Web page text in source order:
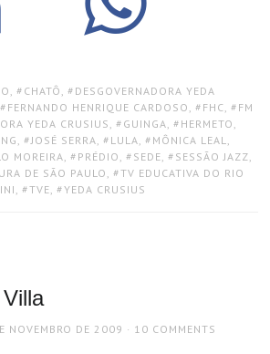
, CHATÔ , DESGOVERNADORA YEDA
FERNANDO HENRIQUE CARDOSO , FHC, FM
YEDA CRUSIUS , GUINGA, HERMETO ,
, JOSÉ SERRA, LULA, MÔNICA LEAL,
MOREIRA, PRÉDIO , SEDE, SESSÃO JAZZ,
DE SÃO PAULO , TV EDUCATIVA DO RIO
, TVE, YEDA CRUSIUS
NOVEMBRO DE 2009 10 COMMENTS